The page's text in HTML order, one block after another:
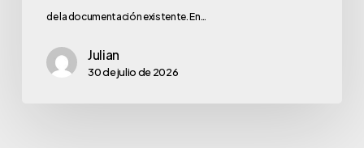
de la documentación existente. En…
Julian
30 de julio de 2026